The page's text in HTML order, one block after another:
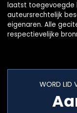
laatst toegevoegde
auteursrechtelijk
eigenaren. Alle
respectievelijke
WORD LID